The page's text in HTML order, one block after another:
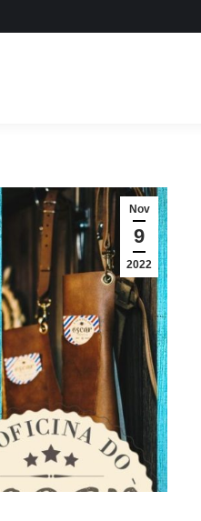
Nov
9
2022